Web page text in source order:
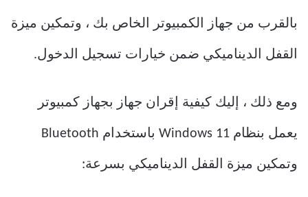
بالقرب من جهاز الكمبيوتر الخاص بك ، وتمكين ميزة
القفل الديناميكي ضمن خيارات تسجيل الدخول.
ومع ذلك ، إليك كيفية إقران جهاز بجهاز كمبيوتر
يعمل بنظام Windows 11 باستخدام Bluetooth
وتمكين ميزة القفل الديناميكي بسرعة: